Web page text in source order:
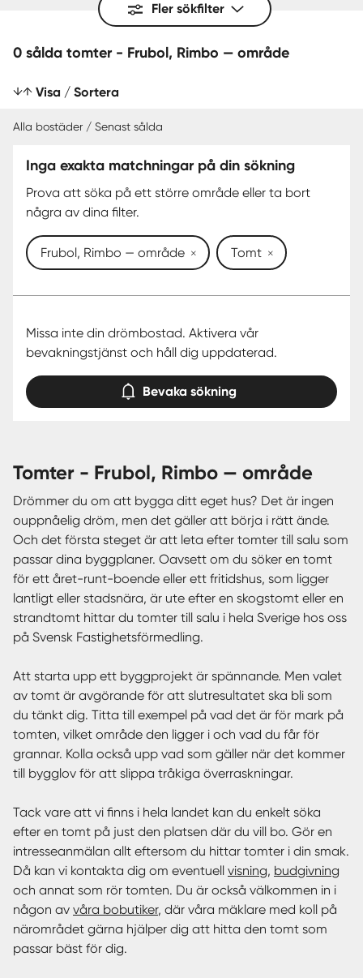
Fler sökfilter
0 sålda tomter - Frubol, Rimbo — område
Visa / Sortera
SENAST SÅLDA
Alla bostäder / Senast sålda
Inga exakta matchningar på din sökning
Prova att söka på ett större område eller ta bort
några av dina filter.
Frubol, Rimbo — område Tomt
Missa inte din drömbostad. Aktivera vår
bevakningstjänst och håll dig uppdaterad.
Bevaka sökning
tomter - Frubol, Rimbo — område
Drömmer du om att bygga ditt eget hus? Det är ingen
ouppnåelig dröm, men det gäller att börja i rätt ände.
Och det första steget är att leta efter tomter till salu som
passar dina byggplaner. Oavsett om du söker en tomt
för ett året-runt-boende eller ett fritidshus, som ligger
lantligt eller stadsnära, är ute efter en skogstomt eller en
strandtomt hittar du tomter till salu i hela Sverige hos oss
på Svensk Fastighetsförmedling.
Att starta upp ett byggprojekt är spännande. Men valet
av tomt är avgörande för att slutresultatet ska bli som
du tänkt dig. Titta till exempel på vad det är för mark på
tomten, vilket område den ligger i och vad du får för
grannar. Kolla också upp vad som gäller när det kommer
till bygglov för att slippa tråkiga överraskningar.
Tack vare att vi finns i hela landet kan du enkelt söka
efter en tomt på just den platsen där du vill bo. Gör en
intresseanmälan allt eftersom du hittar tomter i din smak.
Då kan vi kontakta dig om eventuell visning, budgivning
och annat som rör tomten. Du är också välkommen in i
någon av våra bobutiker, där våra mäklare med koll på
närområdet gärna hjälper dig att hitta den tomt som
passar bäst för dig.